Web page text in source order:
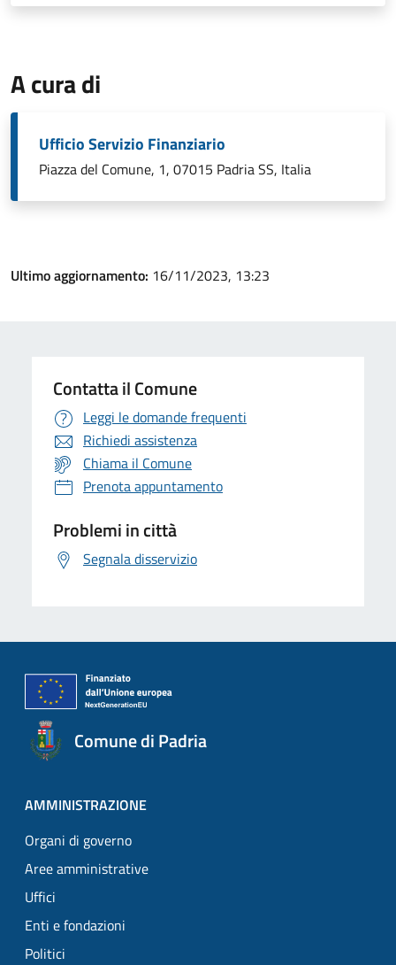
A cura di
Ufficio Servizio Finanziario
Piazza del Comune, 1, 07015 Padria SS, Italia
Ultimo aggiornamento: 16/11/2023, 13:23
Contatta il Comune
Leggi le domande frequenti
Richiedi assistenza
Chiama il Comune
Prenota appuntamento
Problemi in città
Segnala disservizio
Comune di Padria
AMMINISTRAZIONE
Organi di governo
Aree amministrative
Uffici
Enti e fondazioni
Politici